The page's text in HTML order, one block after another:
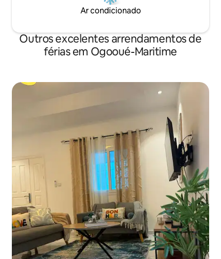
Ar condicionado
Outros excelentes arrendamentos de
férias em Ogooué-Maritime